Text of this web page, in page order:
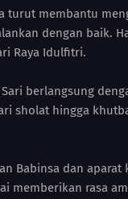
turut membantu
dengan baik.
Raya Idulfitri.
berlangsung
sholat hingga
Babinsa dan
memberikan rasa